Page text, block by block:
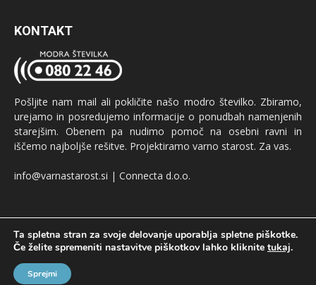
KONTAKT
Pošljite nam mail ali pokličite našo modro številko. Zbiramo,
urejamo in posredujemo informacije o ponudbah namenjenih
starejšim. Obenem pa nudimo pomoč na osebni ravni in
iščemo najboljše rešitve. Projektiramo varno starost. Za vas.
info@varnastarost.si | Connecta d.o.o.
GDPR
© Produkcija:
Ta spletna stran za svoje delovanje uporablja spletne piškotke.
Če želite spremeniti nastavitve piškotkov lahko kliknite tukaj.
Sprejmi